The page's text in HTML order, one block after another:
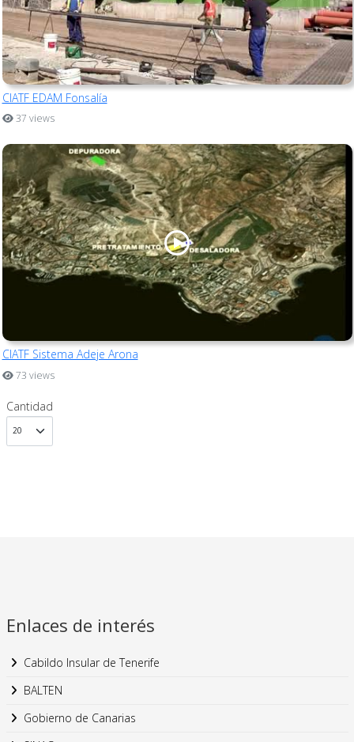
CIATF EDAM Fonsalía
37 views
CIATF Sistema Adeje Arona
73 views
Cantidad
Enlaces de interés
Cabildo Insular de Tenerife
BALTEN
Gobierno de Canarias